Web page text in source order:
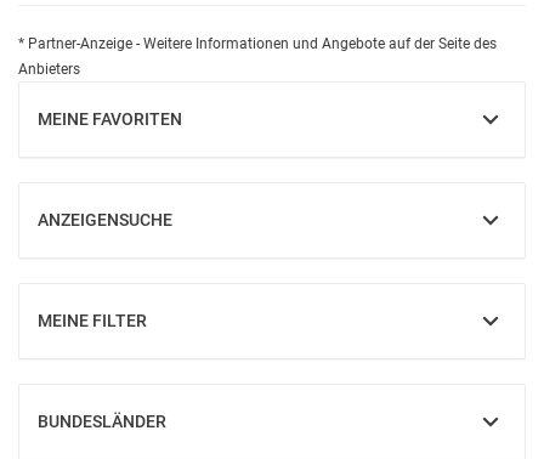
* Partner-Anzeige - Weitere Informationen und Angebote auf der Seite des
Anbieters
MEINE FAVORITEN
EINBLENDEN
ANZEIGENSUCHE
EINBLENDEN
MEINE FILTER
EINBLENDEN
BUNDESLÄNDER
EINBLENDEN